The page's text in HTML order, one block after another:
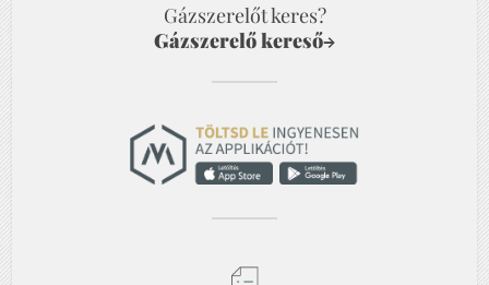
Gázszerelőt keres?
Gázszerelő kereső→